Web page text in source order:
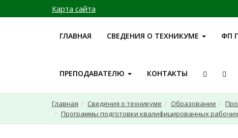
Карта сайта
ГЛАВНАЯ СВЕДЕНИЯ О ТЕХНИКУМЕ ФП
ПРЕПОДАВАТЕЛЮ КОНТАКТЫ
Главная Сведения о техникуме Образование
Программы подготовки квалифицированных